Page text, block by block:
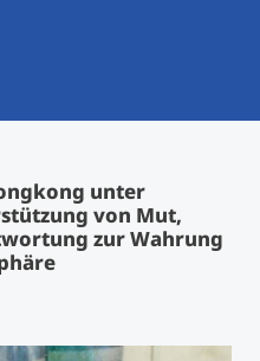
Master
unter
von Mut,
zur Wahrung